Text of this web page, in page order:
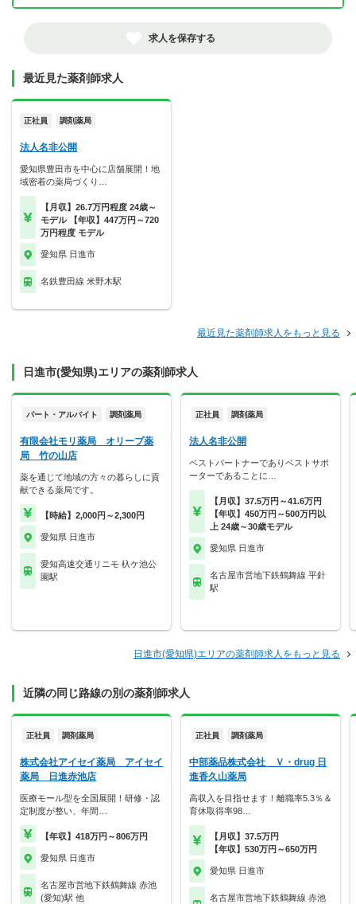
求人を保存する
最近見た薬剤師求人
正社員 調剤薬局
法人名非公開
愛知県豊田市を中心に店舗展開！地
域密着の薬局づくり…
【月収】26.7万円程度 24歳～
モデル 【年収】447万円～720
万円程度 モデル
愛知県 日進市
名鉄豊田線 米野木駅
最近見た薬剤師求人をもっと見る
日進市(愛知県)エリアの薬剤師求人
パート・アルバイト 調剤薬局
有限会社モリ薬局 オリーブ薬
局 竹の山店
薬を通じて地域の方々の暮らしに貢
献できる薬局です。
【時給】2,000円～2,300円
愛知県 日進市
愛知高速交通リニモ 杁ケ池公
園駅
正社員 調剤薬局
法人名非公開
ベストパートナーでありベストサポ
ーターであることに…
【月収】37.5万円～41.6万円
【年収】450万円～500万円以
上 24歳～30歳モデル
愛知県 日進市
名古屋市営地下鉄鶴舞線 平針
駅
日進市(愛知県)エリアの薬剤師求人をもっと見る
近隣の同じ路線の別の薬剤師求人
正社員 調剤薬局
株式会社アイセイ薬局 アイセイ
薬局 日進赤池店
医療モール型を全国展開！研修・認
定制度が整い、年間…
【年収】418万円～806万円
愛知県 日進市
名古屋市営地下鉄鶴舞線 赤池
(愛知)駅 他
正社員 調剤薬局
中部薬品株式会社 Ｖ・drug 日
進香久山薬局
高収入を目指せます！離職率5.3％＆
育休取得率98…
【月収】37.5万円
【年収】530万円～650万円
愛知県 日進市
名古屋市営地下鉄鶴舞線 赤池